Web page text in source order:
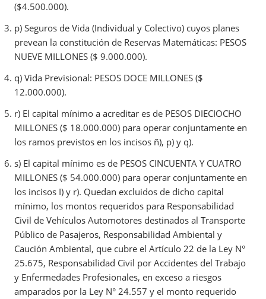
($4.500.000).
p) Seguros de Vida (Individual y Colectivo) cuyos planes
prevean la constitución de Reservas Matemáticas: PESOS
NUEVE MILLONES ($ 9.000.000).
q) Vida Previsional: PESOS DOCE MILLONES ($
12.000.000).
r) El capital mínimo a acreditar es de PESOS DIECIOCHO
MILLONES ($ 18.000.000) para operar conjuntamente en
los ramos previstos en los incisos ñ), p) y q).
s) El capital mínimo es de PESOS CINCUENTA Y CUATRO
MILLONES ($ 54.000.000) para operar conjuntamente en
los incisos I) y r). Quedan excluidos de dicho capital
mínimo, los montos requeridos para Responsabilidad
Civil de Vehículos Automotores destinados al Transporte
Público de Pasajeros, Responsabilidad Ambiental y
Caución Ambiental, que cubre el Artículo 22 de la Ley N°
25.675, Responsabilidad Civil por Accidentes del Trabajo
y Enfermedades Profesionales, en exceso a riesgos
amparados por la Ley N° 24.557 y el monto requerido